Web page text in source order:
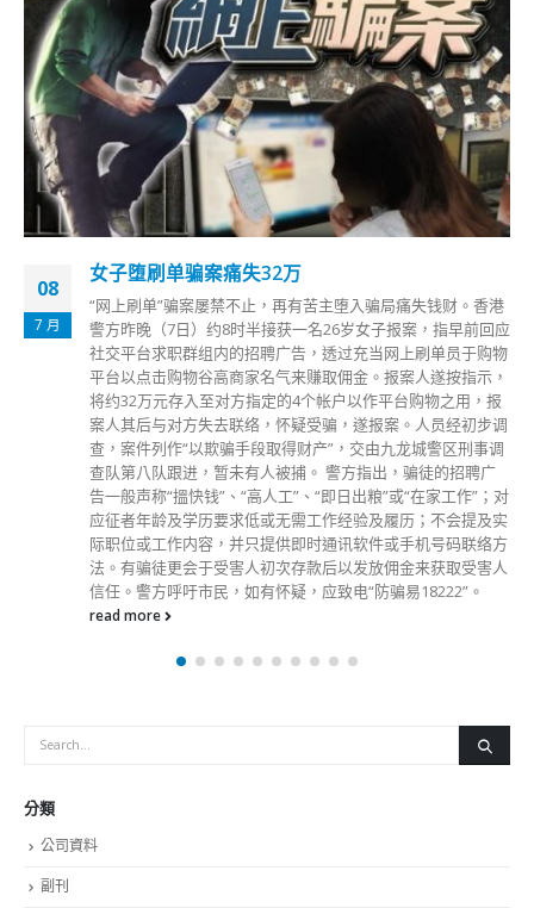
08
7 月
女子堕刷单骗案痛失32万
“网上刷单”骗案屡禁不止，再有苦主堕入骗局痛失钱财。香港
警方昨晚（7日）约8时半接获一名26岁女子报案，指早前回应
社交平台求职群组内的招聘广告，透过充当网上刷单员于购物
平台以点击购物谷高商家名气来赚取佣金。报案人遂按指示，
将约32万元存入至对方指定的4个帐户以作平台购物之用，报
案人其后与对方失去联络，怀疑受骗，遂报案。人员经初步调
查，案件列作“以欺骗手段取得财产”，交由九龙城警区刑事调
查队第八队跟进，暂未有人被捕。 警方指出，骗徒的招聘广
告一般声称“搵快钱”、“高人工”、“即日出粮”或“在家工作”；对
应征者年龄及学历要求低或无需工作经验及履历；不会提及实
际职位或工作内容，并只提供即时通讯软件或手机号码联络方
法。有骗徒更会于受害人初次存款后以发放佣金来获取受害人
信任。警方呼吁市民，如有怀疑，应致电“防骗易18222”。
read more
分類
公司資料
副刊